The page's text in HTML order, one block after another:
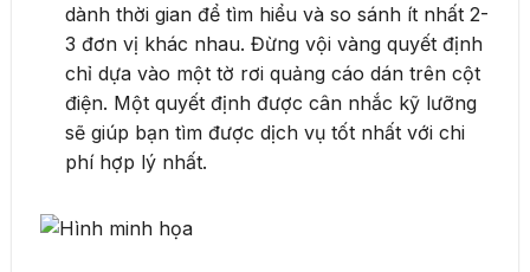
dành thời gian để tìm hiểu và so sánh ít nhất 2-
3 đơn vị khác nhau. Đừng vội vàng quyết định
chỉ dựa vào một tờ rơi quảng cáo dán trên cột
điện. Một quyết định được cân nhắc kỹ lưỡng
sẽ giúp bạn tìm được dịch vụ tốt nhất với chi
phí hợp lý nhất.